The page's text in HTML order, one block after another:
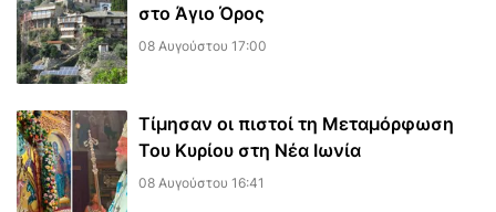
στο Άγιο Όρος
08 Αυγούστου 17:00
Τίμησαν οι πιστοί τη Μεταμόρφωση
Του Κυρίου στη Νέα Ιωνία
08 Αυγούστου 16:41